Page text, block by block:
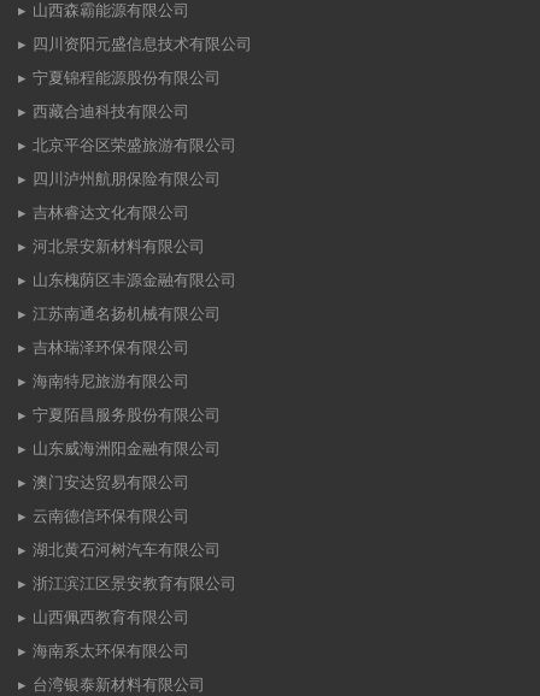
山西森霸能源有限公司
四川资阳元盛信息技术有限公司
宁夏锦程能源股份有限公司
西藏合迪科技有限公司
北京平谷区荣盛旅游有限公司
四川泸州航朋保险有限公司
吉林睿达文化有限公司
河北景安新材料有限公司
山东槐荫区丰源金融有限公司
江苏南通名扬机械有限公司
吉林瑞泽环保有限公司
海南特尼旅游有限公司
宁夏陌昌服务股份有限公司
山东威海洲阳金融有限公司
澳门安达贸易有限公司
云南德信环保有限公司
湖北黄石河树汽车有限公司
浙江滨江区景安教育有限公司
山西佩西教育有限公司
海南系太环保有限公司
台湾银泰新材料有限公司